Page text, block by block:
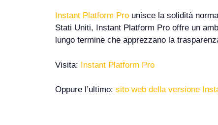
Instant Platform Pro unisce la solidità
Stati Uniti, Instant Platform Pro offre un
lungo termine che apprezzano la
Visita: Instant Platform Pro
Oppure l’ultimo: sito web della versione